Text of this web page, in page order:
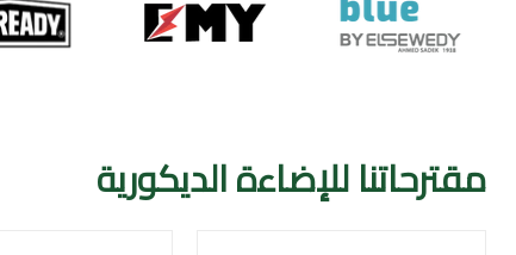
مقترحاتنا للإضاءة الديكورية